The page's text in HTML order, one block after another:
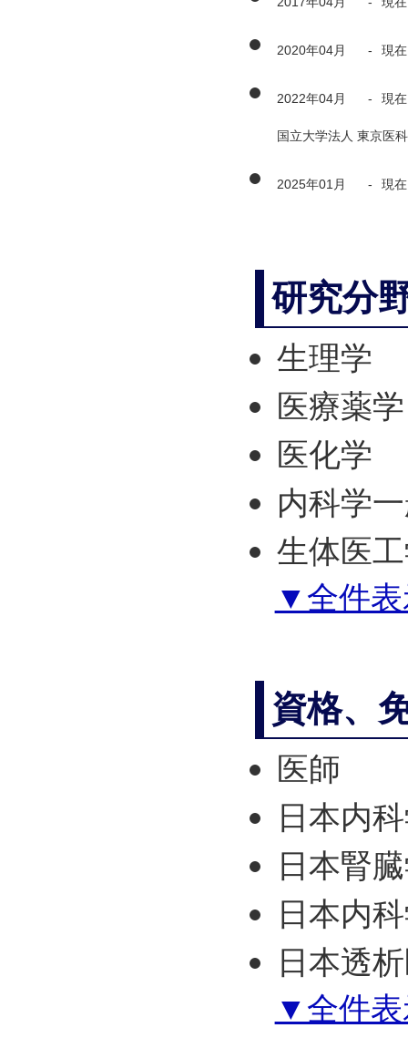
2020年04月 - 現在
2022年04月 - 現在
国立大学法人 東京医
2025年01月 - 現在
研究分
生理学
医療薬学
医化学
内科学
生体医
▼全件表
資格、
医師
日本内
日本腎
日本内
日本透
▼全件表